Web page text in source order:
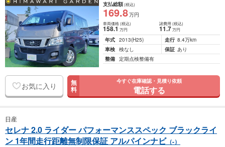
支払総額(税込)
169.8万円
車両価格(税込)
158.1万円
諸費用 (税込)
11.7 万円
年式 2013(H25) 走行 8.4万km
車検 検なし 保証 あり
整備 定期点検整備有
お気に入り 無
料
今すぐ在庫確認・見積り依頼
電話する
日産
セレナ 2.0 ライダー パフォーマンススペック ブラックライ
ン 1年間走行距離無制限保証 アルパインナビ（-）